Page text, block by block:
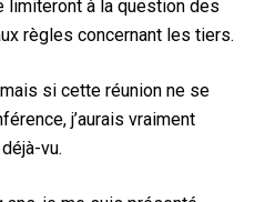
limiteront à la question des
règles concernant les tiers.
si cette réunion ne se
j’aurais vraiment
vu.